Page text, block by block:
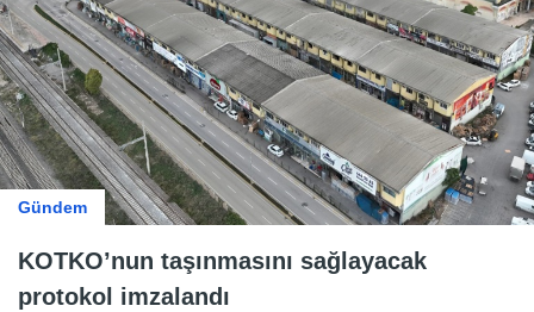
Gündem
KOTKO’nun taşınmasını sağlayacak
protokol imzalandı